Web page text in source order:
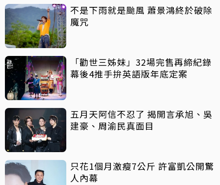
不是下雨就是颱風 蕭景鴻終於破除
魔咒
「勸世三姊妹」32場完售再締紀錄
幕後4推手拚英語版年底定案
五月天阿信不忍了 揭開言承旭、吳
建豪、周渝民真面目
只花1個月激瘦7公斤 許富凱公開驚
人內幕